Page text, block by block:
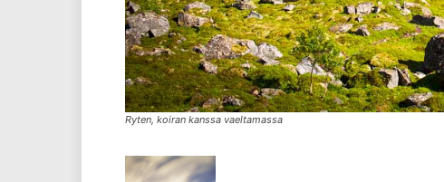
Ryten, koiran kanssa vaeltamassa